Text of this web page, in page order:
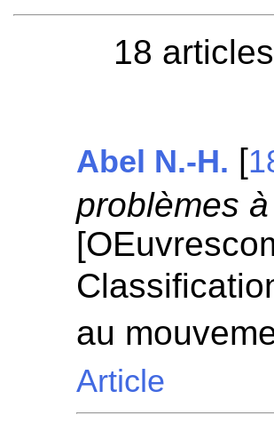
18
Abel N.-H. [
problèmes
au
Article